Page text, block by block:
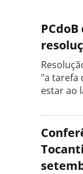
"a tarefa
estar ao